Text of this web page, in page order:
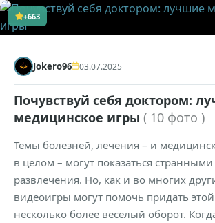
+663
Jokero96 03.07.2025
Почувствуй себя доктором:
медицинское игры ( 10 фото )
Темы болезней, лечения – и
в целом – могут показаться странными
развлечения. Но, как и во многих
видеоигры могут помочь придать
несколько более веселый оборот.